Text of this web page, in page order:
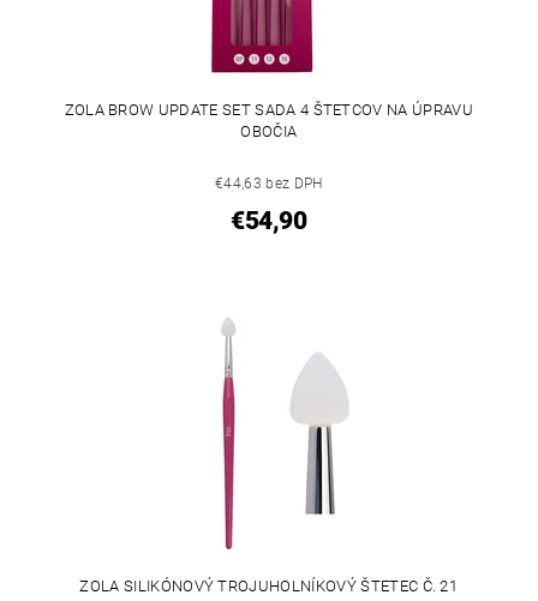
ZOLA BROW UPDATE SET SADA 4 ŠTETCOV NA ÚPRAVU
OBOČIA
€44,63 bez DPH
€54,90
ZOLA SILIKÓNOVÝ TROJUHOLNÍKOVÝ ŠTETEC Č. 21